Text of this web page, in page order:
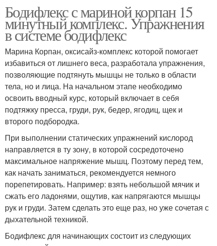
Бодифлекс с мариной корпан 15
минутный комплекс. Упражнения
в системе бодифлекс
Марина Корпан, оксисайз-комплекс которой помогает
избавиться от лишнего веса, разработала упражнения,
позволяющие подтянуть мышцы не только в области
тела, но и лица. На начальном этапе необходимо
освоить вводный курс, который включает в себя
подтяжку пресса, груди, рук, бедер, ягодиц, щек и
второго подбородка.
При выполнении статических упражнений кислород
направляется в ту зону, в которой сосредоточено
максимальное напряжение мышц. Поэтому перед тем,
как начать заниматься, рекомендуется немного
порепетировать. Например: взять небольшой мячик и
сжать его ладонями, ощутив, как напрягаются мышцы
рук и груди. Затем сделать это еще раз, но уже сочетая с
дыхательной техникой.
Бодифлекс для начинающих состоит из следующих